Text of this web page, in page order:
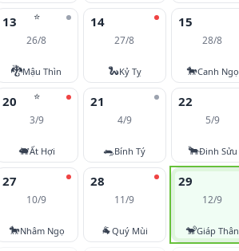
⭐
13
26/8
🐉Mậu Thìn
14
27/8
🐍Kỷ Tỵ
15
28/8
🐎Canh Ngọ
⭐
20
3/9
🐖Ất Hợi
21
4/9
🐀Bính Tý
22
5/9
🐂Đinh Sửu
27
10/9
🐎Nhâm Ngọ
28
11/9
🐐Quý Mùi
29
12/9
🐒Giáp Thân